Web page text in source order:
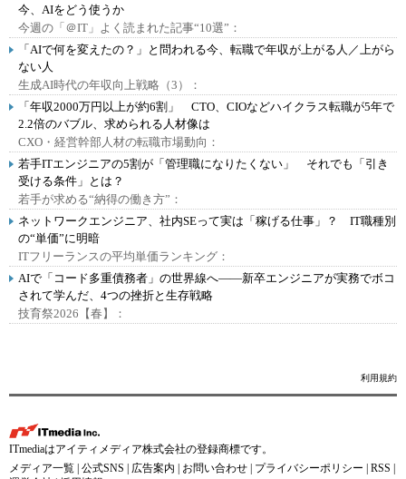
今、AIをどう使うか
今週の「＠IT」よく読まれた記事“10選”：
「AIで何を変えたの？」と問われる今、転職で年収が上がる人／上がら
ない人
生成AI時代の年収向上戦略（3）：
「年収2000万円以上が約6割」 CTO、CIOなどハイクラス転職が5年で
2.2倍のバブル、求められる人材像は
CXO・経営幹部人材の転職市場動向：
若手ITエンジニアの5割が「管理職になりたくない」 それでも「引き
受ける条件」とは？
若手が求める“納得の働き方”：
ネットワークエンジニア、社内SEって実は「稼げる仕事」？ IT職種別
の“単価”に明暗
ITフリーランスの平均単価ランキング：
AIで「コード多重債務者」の世界線へ――新卒エンジニアが実務でボコ
されて学んだ、4つの挫折と生存戦略
技育祭2026【春】：
利用規約
ITmediaはアイティメディア株式会社の登録商標です。
メディア一覧 公式SNS 広告案内 お問い合わせ プライバシーポリシー RSS